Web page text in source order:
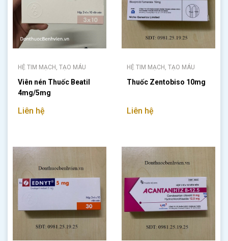
HỆ TIM MẠCH, TẠO MÁU
Viên nén Thuốc Beatil
4mg/5mg
Liên hệ
HỆ TIM MẠCH, TẠO MÁU
Thuốc Zentobiso 10mg
Liên hệ